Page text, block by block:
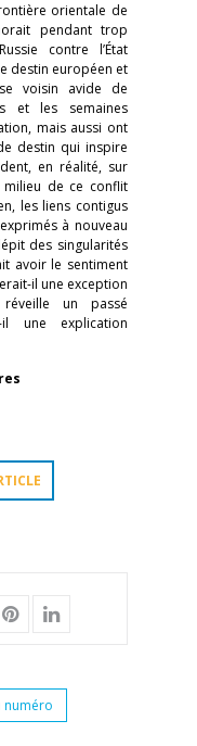
orientale de
pendant trop
contre l’État
destin européen et
voisin avide de
et les semaines
mais aussi ont
destin qui inspire
en réalité, sur
milieu de ce conflit
les liens contigus
à nouveau
des singularités
avoir le sentiment
il une exception
un passé
une explication
numéro